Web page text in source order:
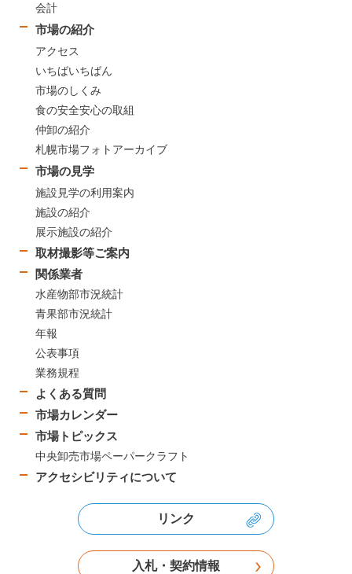
会計
市場の紹介
アクセス
いちばいちばん
市場のしくみ
食の安全安心の取組
仲卸の紹介
札幌市場フォトアーカイブ
市場の見学
施設見学の利用案内
施設の紹介
展示施設の紹介
取材撮影等ご案内
関係業者
水産物部市況統計
青果部市況統計
年報
公表事項
業務規程
よくある質問
市場カレンダー
市場トピックス
中央卸売市場ペーパークラフト
アクセシビリティについて
リンク
入札・契約情報